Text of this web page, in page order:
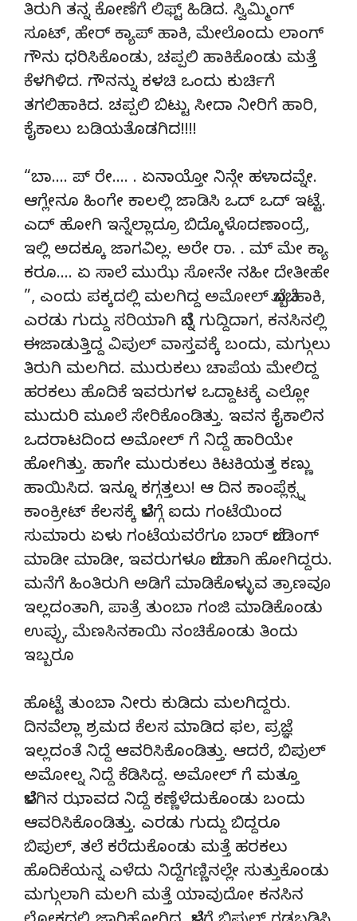
ತಿರುಗಿ ತನ್ನ ಕೋಣೆಗೆ ಲಿಫ್ಟ್ ಹಿಡಿದ. ಸ್ವಿಮ್ಮಿಂಗ್
ಸೂಟ್, ಹೇರ್ ಕ್ಯಾಪ್ ಹಾಕಿ, ಮೇಲೊಂದು ಲಾಂಗ್
ಗೌನು ಧರಿಸಿಕೊಂಡು, ಚಪ್ಪಲಿ ಹಾಕಿಕೊಂಡು ಮತ್ತೆ
ಕೆಳಗಿಳಿದ. ಗೌನನ್ನು ಕಳಚಿ ಒಂದು ಕುರ್ಚಿಗೆ
ತಗಲಿಹಾಕಿದ. ಚಪ್ಪಲಿ ಬಿಟ್ಟು ಸೀದಾ ನೀರಿಗೆ ಹಾರಿ,
ಕೈಕಾಲು ಬಡಿಯತೊಡಗಿದ!!!!
“ಬಾ…. ಪ್ ರೇ…. . ಏನಾಯ್ತೋ ನಿನ್ಗೇ ಹಳಾದವ್ನೇ.
ಆಗ್ಲೇನೂ ಹಿಂಗೇ ಕಾಲಲ್ಲಿ ಜಾಡಿಸಿ ಒದ್ ಒದ್ ಇಟ್ಟೆ.
ಎದ್ ಹೋಗಿ ಇನ್ನೆಲ್ಲಾದ್ರೂ ಬಿದ್ಕೊಳೊದಣಾಂದ್ರೆ,
ಇಲ್ಲಿ ಅದಕ್ಕೂ ಜಾಗವಿಲ್ಲ. ಅರೇ ರಾ. . ಮ್ ಮೇ ಕ್ಯಾ
ಕರೂ…. ಏ ಸಾಲೆ ಮುಝೆ ಸೋನೇ ನಹೀ ದೇತೀಹೇ
”, ಎಂದು ಪಕ್ಕದಲ್ಲಿ ಮಲಗಿದ್ದ ಅಮೋಲ್ ಬೊಬ್ಬೆ ಹಾಕಿ,
ಎರಡು ಗುದ್ದು ಸರಿಯಾಗಿ ಬೆನ್ನ ಗುದ್ದಿದಾಗ, ಕನಸಿನಲ್ಲಿ
ಈಜಾಡುತ್ತಿದ್ದ ವಿಪುಲ್ ವಾಸ್ತವಕ್ಕೆ ಬಂದು, ಮಗ್ಗುಲು
ತಿರುಗಿ ಮಲಗಿದ. ಮುರುಕಲು ಚಾಪೆಯ ಮೇಲಿದ್ದ
ಹರಕಲು ಹೊದಿಕೆ ಇವರುಗಳ ಒದ್ದಾಟಕ್ಕೆ ಎಲ್ಲೋ
ಮುದುರಿ ಮೂಲೆ ಸೇರಿಕೊಂಡಿತ್ತು. ಇವನ ಕೈಕಾಲಿನ
ಒದರಾಟದಿಂದ ಅಮೋಲ್ ಗೆ ನಿದ್ದೆ ಹಾರಿಯೇ
ಹೋಗಿತ್ತು. ಹಾಗೇ ಮುರುಕಲು ಕಿಟಕಿಯತ್ತ ಕಣ್ಣು
ಹಾಯಿಸಿದ. ಇನ್ನೂ ಕಗ್ಗತ್ತಲು! ಆ ದಿನ ಕಾಂಪ್ಲೆಕ್ಸ್ನ
ಕಾಂಕ್ರೀಟ್ ಕೆಲಸಕ್ಕೆ ಬೆಳಗ್ಗೆ ಐದು ಗಂಟೆಯಿಂದ
ಸುಮಾರು ಏಳು ಗಂಟೆಯವರೆಗೂ ಬಾರ್ ಬೆಂಡಿಂಗ್
ಮಾಡೀ ಮಾಡೀ, ಇವರುಗಳೂ ಬೆಂಡಾಗಿ ಹೋಗಿದ್ದರು.
ಮನೆಗೆ ಹಿಂತಿರುಗಿ ಅಡಿಗೆ ಮಾಡಿಕೊಳ್ಳುವ ತ್ರಾಣವೂ
ಇಲ್ಲದಂತಾಗಿ, ಪಾತ್ರೆ ತುಂಬಾ ಗಂಜಿ ಮಾಡಿಕೊಂಡು
ಉಪ್ಪು, ಮೆಣಸಿನಕಾಯಿ ನಂಚಿಕೊಂಡು ತಿಂದು
ಇಬ್ಬರೂ
ಹೊಟ್ಟೆ ತುಂಬಾ ನೀರು ಕುಡಿದು ಮಲಗಿದ್ದರು.
ದಿನವೆಲ್ಲಾ ಶ್ರಮದ ಕೆಲಸ ಮಾಡಿದ ಫಲ, ಪ್ರಜ್ಞೆ
ಇಲ್ಲದಂತೆ ನಿದ್ದೆ ಆವರಿಸಿಕೊಂಡಿತ್ತು. ಆದರೆ, ಬಿಪುಲ್
ಅಮೋಲ್ನ ನಿದ್ದೆ ಕೆಡಿಸಿದ್ದ. ಅಮೋಲ್ ಗೆ ಮತ್ತೂ
ಬೆಳಗಿನ ಝಾವದ ನಿದ್ದೆ ಕಣ್ಣೆಳೆದುಕೊಂಡು ಬಂದು
ಆವರಿಸಿಕೊಂಡಿತ್ತು. ಎರಡು ಗುದ್ದು ಬಿದ್ದರೂ
ಬಿಪುಲ್, ತಲೆ ಕರೆದುಕೊಂಡು ಮತ್ತೆ ಹರಕಲು
ಹೊದಿಕೆಯನ್ನ ಎಳೆದು ನಿದ್ದೆಗಣ್ಣಿನಲ್ಲೇ ಸುತ್ತುಕೊಂಡು
ಮಗ್ಗುಲಾಗಿ ಮಲಗಿ ಮತ್ತೆ ಯಾವುದೋ ಕನಸಿನ